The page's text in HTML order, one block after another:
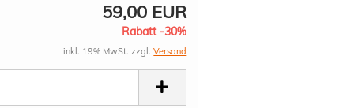
59,00 EUR
Rabatt -30%
inkl. 19% MwSt. zzgl.Versand